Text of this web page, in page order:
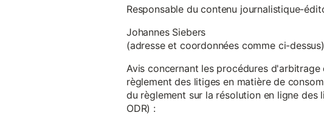
Responsable du contenu journalistique-
Johannes Siebers
(adresse et coordonnées comme ci-dessus)
Avis concernant les procédures
règlement des litiges en matière de
du règlement sur la résolution en ligne
ODR) :